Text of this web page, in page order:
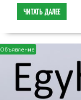
ЧИТАТЬ ДАЛЕЕ
Объявление